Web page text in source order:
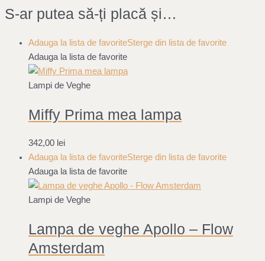
S-ar putea să-ți placă și…
Adauga la lista de favoriteSterge din lista de favorite
Adauga la lista de favorite
Lampi de Veghe
Miffy Prima mea lampa
342,00 lei
Adauga la lista de favoriteSterge din lista de favorite
Adauga la lista de favorite
Lampi de Veghe
Lampa de veghe Apollo – Flow
Amsterdam